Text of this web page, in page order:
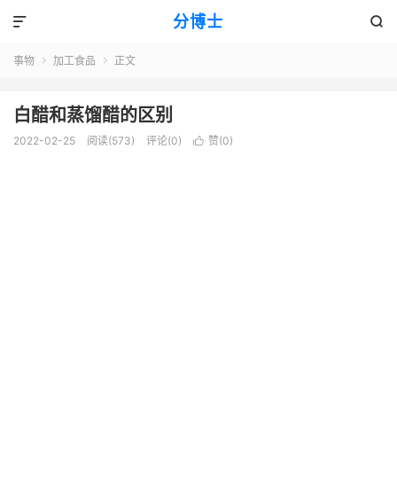
分博士 

事物  加工食品  正文
白醋和蒸馏醋的区别
2022-02-25 阅读(573) 评论(0)  赞(0)